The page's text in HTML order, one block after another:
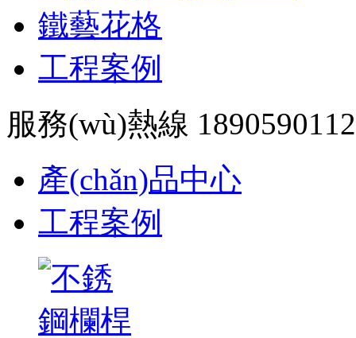
鐵藝花格
工程案例
服務(wù)熱線
產(chǎn)品中心
工程案例